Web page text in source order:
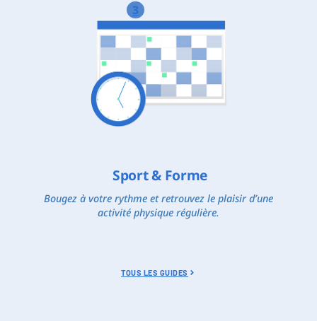
3
Sport & Forme
Bougez à votre rythme et retrouvez le plaisir d’une
activité physique régulière.
TOUS LES GUIDES